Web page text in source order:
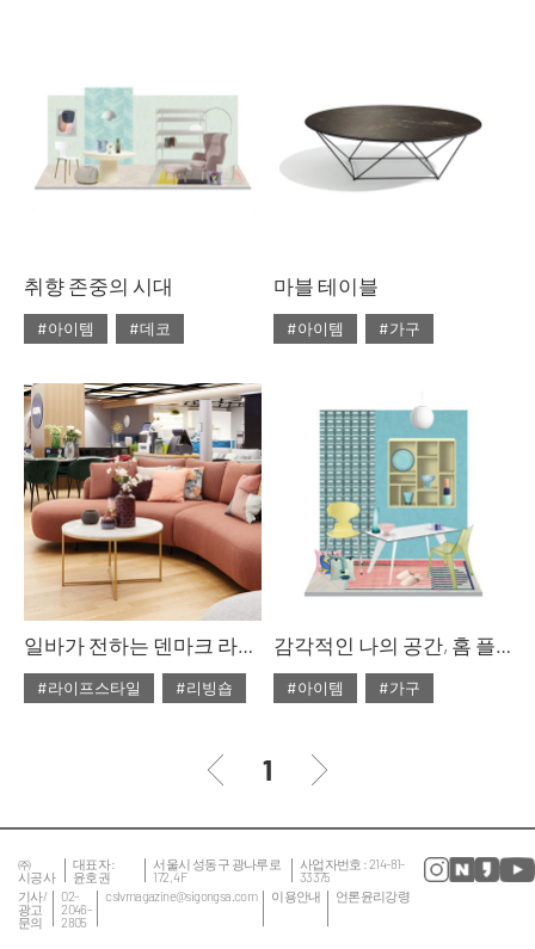
#에르메스
#테이블
#토즈
#패션
#쇼핑
#의자
#체어
#테이블
취향 존중의 시대
#아이템
#데코
#4월호 룩
#가구
#데코
#룩
#소품
#스타일링
#의자
#조명
#집 꾸미기
#체어
#테이블
#패브릭
마블 테이블
#아이템
#가구
#대리석
#마블
#마블 테이블
#쇼핑
#테이블
일바가 전하는 덴마크 라이프스타일
#라이프스타일
#리빙숍
#소파
#의자
#줌
#침대
#테이블
감각적인 나의 공간, 홈 플레이스
#아이템
#가구
#2월호 룩
#거실
#소품
#의자
#인테리어
#조명
#집 꾸미기
#침실
#테이블
1
㈜
시공사
대표자 :
윤호권
서울시 성동구 광나루로
172, 4F
사업자번호 : 214-81-
33375
기사/
광고
문의
02-
2046-
2805
cslvmagazine@sigongsa.com 이용안내 언론윤리강령